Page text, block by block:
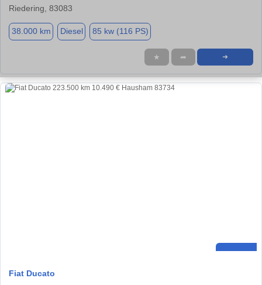
Riedering, 83083
38.000 km Diesel 85 kw (116 PS)
★ ➦ ➜
Fiat Ducato